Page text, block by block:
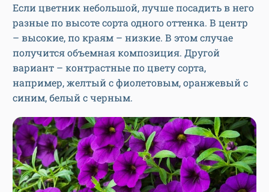
Если цветник небольшой, лучше посадить в него
разные по высоте сорта одного оттенка. В центр
– высокие, по краям – низкие. В этом случае
получится объемная композиция. Другой
вариант – контрастные по цвету сорта,
например, желтый с фиолетовым, оранжевый с
синим, белый с черным.